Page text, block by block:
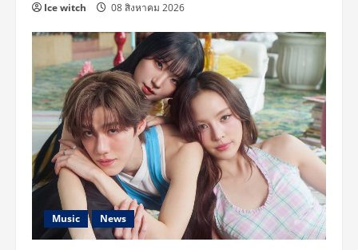
Ice witch 08 สิงหาคม 2026
Music News